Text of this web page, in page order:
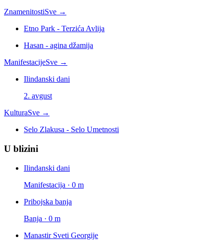
ZnamenitostiSve →
Etno Park - Terzića Avlija
Hasan - agina džamija
ManifestacijeSve →
Ilindanski dani
2. avgust
KulturaSve →
Selo Zlakusa - Selo Umetnosti
U blizini
Ilindanski dani
Manifestacija · 0 m
Pribojska banja
Banja · 0 m
Manastir Sveti Georgije